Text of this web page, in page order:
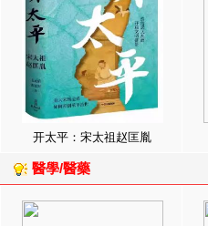
开太平：宋太祖赵匡胤
醫學/醫藥